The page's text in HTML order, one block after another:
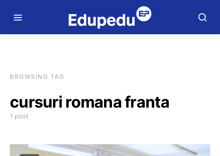
BROWSING TAG
cursuri romana franta
1 post